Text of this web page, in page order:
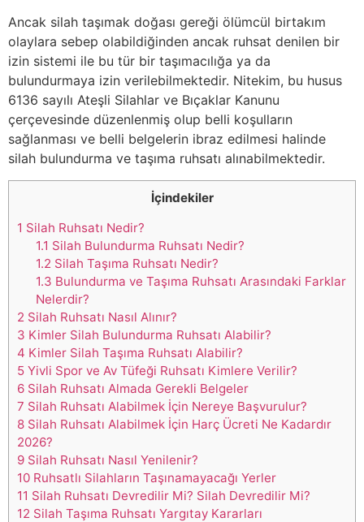
Ancak silah taşımak doğası gereği ölümcül birtakım
olaylara sebep olabildiğinden ancak ruhsat denilen bir
izin sistemi ile bu tür bir taşımacılığa ya da
bulundurmaya izin verilebilmektedir. Nitekim, bu husus
6136 sayılı Ateşli Silahlar ve Bıçaklar Kanunu
çerçevesinde düzenlenmiş olup belli koşulların
sağlanması ve belli belgelerin ibraz edilmesi halinde
silah bulundurma ve taşıma ruhsatı alınabilmektedir.
İçindekiler
1 Silah Ruhsatı Nedir?
1.1 Silah Bulundurma Ruhsatı Nedir?
1.2 Silah Taşıma Ruhsatı Nedir?
1.3 Bulundurma ve Taşıma Ruhsatı Arasındaki Farklar
Nelerdir?
2 Silah Ruhsatı Nasıl Alınır?
3 Kimler Silah Bulundurma Ruhsatı Alabilir?
4 Kimler Silah Taşıma Ruhsatı Alabilir?
5 Yivli Spor ve Av Tüfeği Ruhsatı Kimlere Verilir?
6 Silah Ruhsatı Almada Gerekli Belgeler
7 Silah Ruhsatı Alabilmek İçin Nereye Başvurulur?
8 Silah Ruhsatı Alabilmek İçin Harç Ücreti Ne Kadardır
2026?
9 Silah Ruhsatı Nasıl Yenilenir?
10 Ruhsatlı Silahların Taşınamayacağı Yerler
11 Silah Ruhsatı Devredilir Mi? Silah Devredilir Mi?
12 Silah Taşıma Ruhsatı Yargıtay Kararları